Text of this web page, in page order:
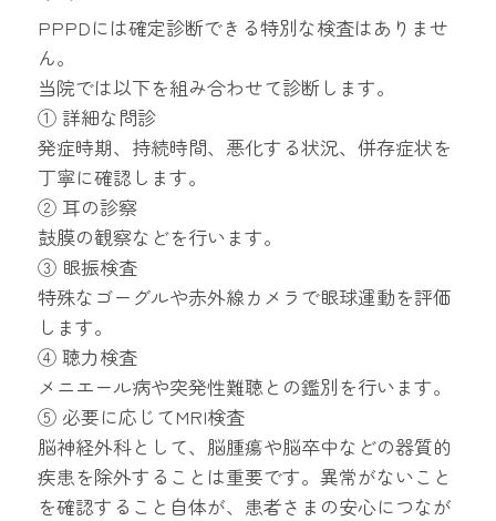
PPPDには確定診断できる特別な検査はありませ
ん。
当院では以下を組み合わせて診断します。
① 詳細な問診
発症時期、持続時間、悪化する状況、併存症状を
丁寧に確認します。
② 耳の診察
鼓膜の観察などを行います。
③ 眼振検査
特殊なゴーグルや赤外線カメラで眼球運動を評価
します。
④ 聴力検査
メニエール病や突発性難聴との鑑別を行います。
⑤ 必要に応じてMRI検査
脳神経外科として、脳腫瘍や脳卒中などの器質的
疾患を除外することは重要です。異常がないこと
を確認すること自体が、患者さまの安心につなが